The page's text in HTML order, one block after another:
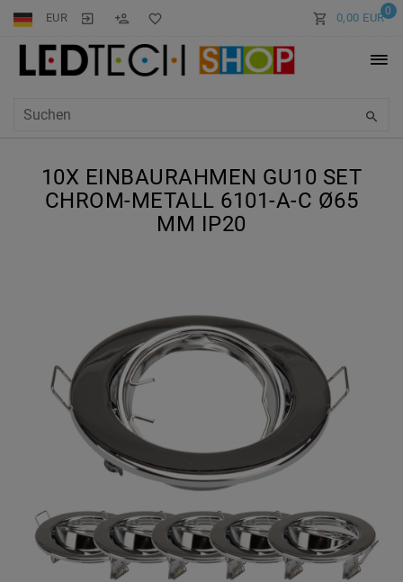
EUR 0
0,00 EUR
10X EINBAURAHMEN GU10 SET
CHROM-METALL 6101-A-C Ø65
MM IP20